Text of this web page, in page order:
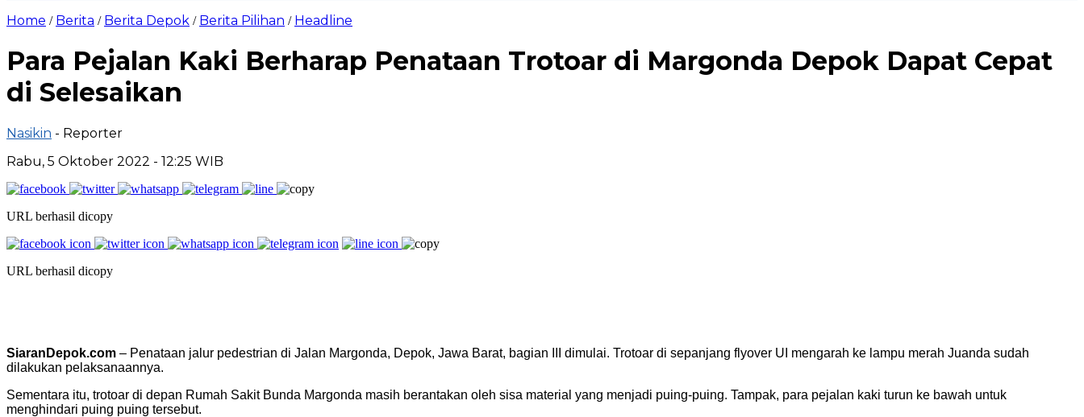
Home / Berita / Berita Depok / Berita Pilihan / Headline
Para Pejalan Kaki Berharap Penataan Trotoar di Margonda Depok Dapat Cepat
di Selesaikan
Nasikin - Reporter
Rabu, 5 Oktober 2022 - 12:25 WIB
URL berhasil dicopy
URL berhasil dicopy
SiaranDepok.com – Penataan jalur pedestrian di Jalan Margonda, Depok, Jawa Barat, bagian III dimulai. Trotoar di sepanjang flyover UI mengarah ke lampu merah Juanda sudah
dilakukan pelaksanaannya.
Sementara itu, trotoar di depan Rumah Sakit Bunda Margonda masih berantakan oleh sisa material yang menjadi puing-puing. Tampak, para pejalan kaki turun ke bawah untuk
menghindari puing puing tersebut.